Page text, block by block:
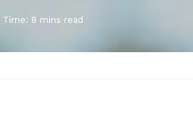
Time: 8 mins read